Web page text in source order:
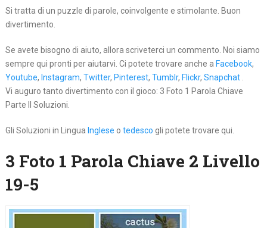
Si tratta di un puzzle di parole, coinvolgente e stimolante. Buon
divertimento.
Se avete bisogno di aiuto, allora scriveterci un commento. Noi siamo
sempre qui pronti per aiutarvi. Ci potete trovare anche a Facebook,
Youtube, Instagram, Twitter, Pinterest, Tumblr, Flickr, Snapchat.
Vi auguro tanto divertimento con il gioco: 3 Foto 1 Parola Chiave
Parte II Soluzioni.
Gli Soluzioni in Lingua Inglese o tedesco gli potete trovare qui.
3 Foto 1 Parola Chiave 2 Livello
19-5